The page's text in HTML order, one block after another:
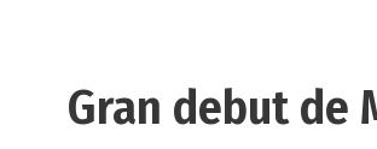
Gran debut de